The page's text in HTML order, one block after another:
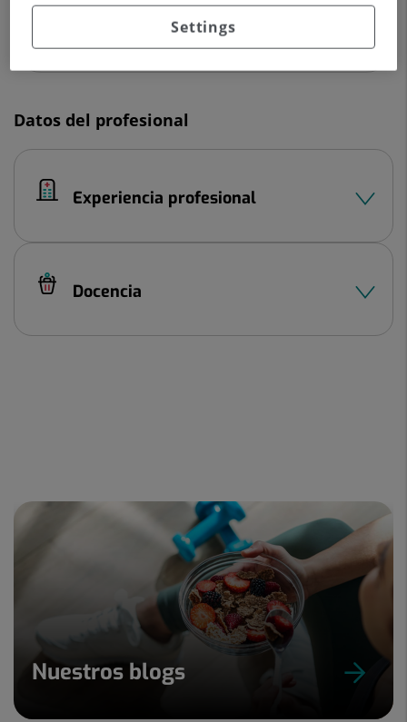
910 68 70 00
Datos del profesional
Experiencia profesional
Docencia
Nuestros blogs
Settings